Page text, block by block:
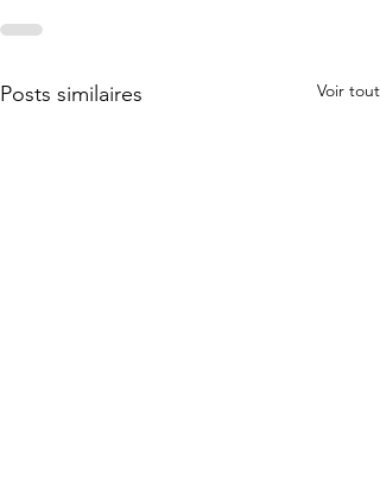
Posts similaires Voir tout